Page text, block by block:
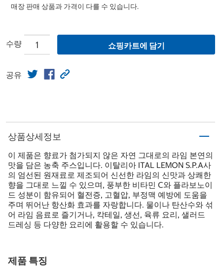
매장 판매 상품과 가격이 다를 수 있습니다.
수량 쇼핑카트에 담기
공유
상품상세정보
이 제품은 향료가 첨가되지 않은 자연 그대로의 라임 본연의
맛을 담은 농축 주스입니다. 이탈리아 ITAL LEMON S.P.A사
의 엄선된 원재료로 제조되어 신선한 라임의 신맛과 상쾌한
향을 그대로 느낄 수 있으며, 풍부한 비타민 C와 플라보노이
드 성분이 함유되어 혈전증, 고혈압, 부정맥 예방에 도움을
주며 뛰어난 항산화 효과를 자랑합니다. 물이나 탄산수와 섞
어 라임 음료로 즐기거나, 칵테일, 생선, 육류 요리, 샐러드
드레싱 등 다양한 요리에 활용할 수 있습니다.
제품 특징